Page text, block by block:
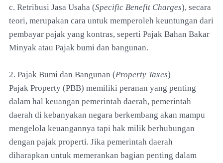
c. Retribusi Jasa Usaha (Specific Benefit Charges), secara
teori, merupakan cara untuk memperoleh keuntungan dari
pembayar pajak yang kontras, seperti Pajak Bahan Bakar
Minyak atau Pajak bumi dan bangunan.
2. Pajak Bumi dan Bangunan (Property Taxes)
Pajak Property (PBB) memiliki peranan yang penting
dalam hal keuangan pemerintah daerah, pemerintah
daerah di kebanyakan negara berkembang akan mampu
mengelola keuangannya tapi hak milik berhubungan
dengan pajak properti. Jika pemerintah daerah
diharapkan untuk memerankan bagian penting dalam